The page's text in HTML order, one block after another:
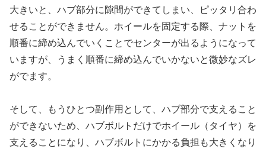
大きいと、ハブ部分に隙間ができてしまい、ピッタリ合わ
せることができません。ホイールを固定する際、ナットを
順番に締め込んでいくことでセンターが出るようになって
いますが、うまく順番に締め込んでいかないと微妙なズレ
がでます。
そして、もうひとつ副作用として、ハブ部分で支えること
ができないため、ハブボルトだけでホイール（タイヤ）を
支えることになり、ハブボルトにかかる負担も大きくなり